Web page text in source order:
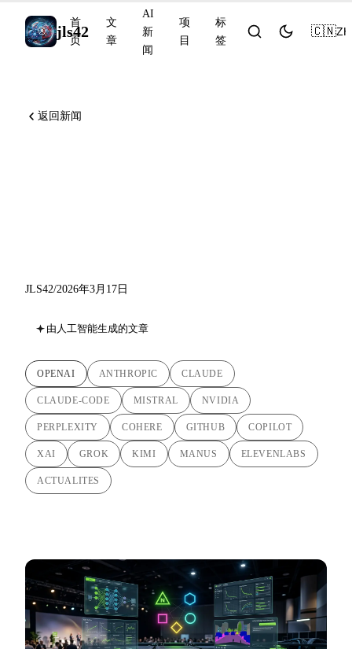
jls42
首
页
文
章
AI
新
闻
项
目
标
签
🇨🇳ZH
返回新闻
JLS42/2026年3月17日
由人工智能生成的文章
OPENAI ANTHROPIC CLAUDE
CLAUDE-CODE MISTRAL NVIDIA
PERPLEXITY COHERE GITHUB COPILOT
XAI GROK KIMI MANUS ELEVENLABS
ACTUALITES